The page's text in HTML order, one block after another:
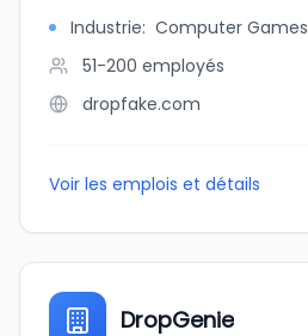
Industrie: Computer Games
51-200 employés
dropfake.com
Voir les emplois et détails
DropGenie